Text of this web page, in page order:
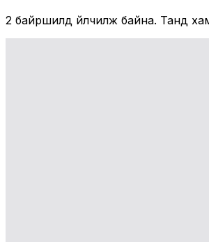
2 байршилд үйлчилж байна. Танд